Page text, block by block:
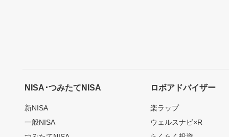
NISA･つみたてNISA
新NISA
一般NISA
ロボアドバイザー
楽ラップ
ウェルスナビ×R